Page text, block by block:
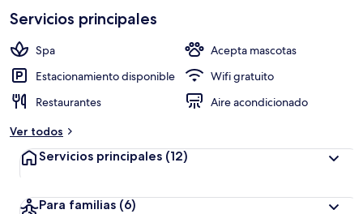
Servicios principales
Spa
Acepta mascotas
Estacionamiento disponible
Wifi gratuito
Restaurantes
Aire acondicionado
Ver todos
Servicios principales (12)
Para familias (6)